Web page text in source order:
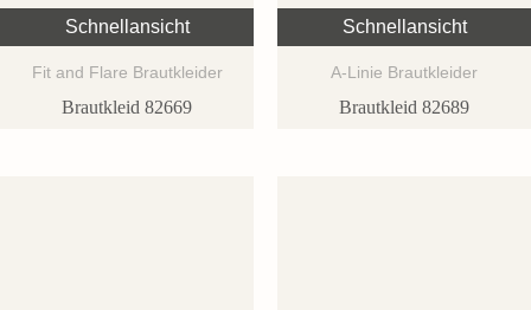
Schnellansicht
Fit and Flare Brautkleider
Brautkleid 82669
Schnellansicht
A-Linie Brautkleider
Brautkleid 82689